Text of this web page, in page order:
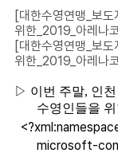
[대한수영연맹_보도
위한_2019_아레나
[대한수영연맹_보도
위한_2019_아레나
▷ 이번 주말, 인
수영인들을
microsoft-